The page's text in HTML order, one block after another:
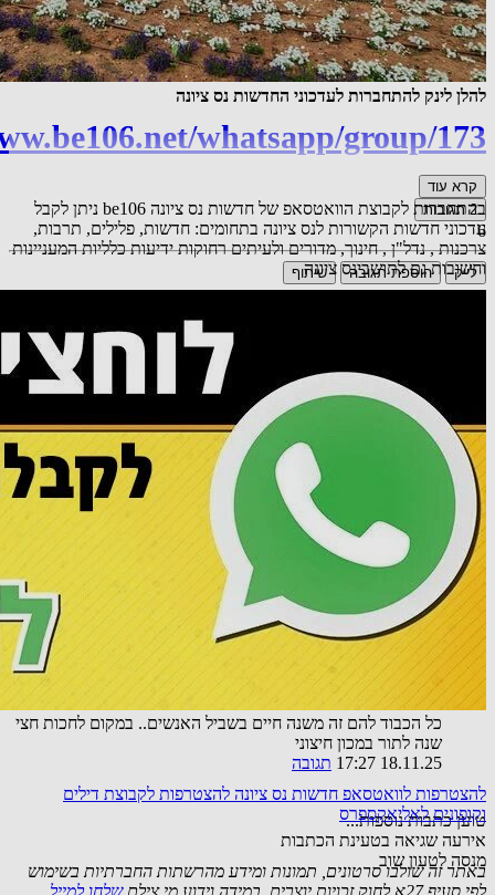
להלן לינק להתחברות לעדכוני החדשות נס ציונה
whatsapp/group/173
בהתחברות לקבוצת הוואטסאפ של חדשות נס ציונה be106 ניתן לקבל
עדכוני חדשות הקשורות לנס ציונה בתחומים: חדשות, פלילים, תרבות,
צרכנות , נדל"ן , חינוך, מדורים ולעיתים רחוקות ידיעות כלליות המעניינות
וחשובות גם לתושבינס ציונה
להצטרפות לוואטסאפ חדשות נס ציונה להצטרפות לקבוצת דילים
וקופונים לאליאקספרס
באתר זה שולבו סרטונים, תמונות ומידע מהרשתות החברתיות בשימוש
לפי סעיף 27א לחוק זכויות יוצרים. במידה וידוע מי צילם
שלחו למייל
קרא עוד
2תגובות
6
לייק הוספת תגובה שיתוף
אורח
יישר כח ענק! כל דכפין ייתי ויכול! עזבו אתכם מתגובות מעיקות,
תגידו כל הכבוד ואל תחפשו מה לא בסדר. יוזמה מבורכת בהחלט
ובזכות זה תהיה לו פרנסה בשפע כל השנה!!
09.04.25 12:12
תגובה
אורח
כל הכבוד להם זה משנה חיים בשביל האנשים.. במקום לחכות חצי
שנה לתור במכון חיצוני
18.11.25 17:27
תגובה
טוען כתבות נוספות...
אירעה שגיאה בטעינת הכתבות
מנסה לטעון שוב